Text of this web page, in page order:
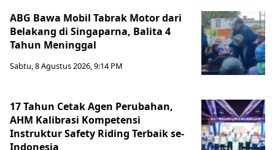
ABG Bawa Mobil Tabrak Motor dari
Belakang di Singaparna, Balita 4
Tahun Meninggal
Sabtu, 8 Agustus 2026, 9:14 PM
17 Tahun Cetak Agen Perubahan,
AHM Kalibrasi Kompetensi
Instruktur Safety Riding Terbaik se-
Indonesia